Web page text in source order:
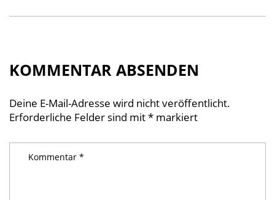
KOMMENTAR ABSENDEN
Deine E-Mail-Adresse wird nicht veröffentlicht.
Erforderliche Felder sind mit* markiert